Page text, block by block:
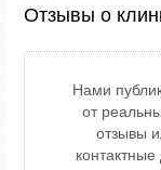
Отзывы о
Нами
от
отзывы